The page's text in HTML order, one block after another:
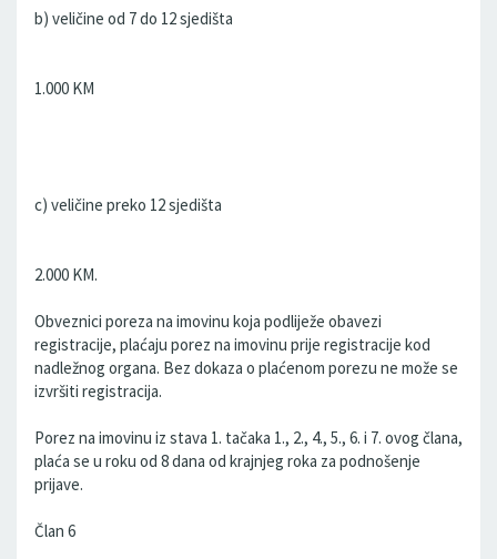
b) veličine od 7 do 12 sjedišta
1.000 KM
c) veličine preko 12 sjedišta
2.000 KM.
Obveznici poreza na imovinu koja podliježe obavezi
registracije, plaćaju porez na imovinu prije registracije kod
nadležnog organa. Bez dokaza o plaćenom porezu ne može se
izvršiti registracija.
Porez na imovinu iz stava 1. tačaka 1., 2., 4., 5., 6. i 7. ovog člana,
plaća se u roku od 8 dana od krajnjeg roka za podnošenje
prijave.
Član 6